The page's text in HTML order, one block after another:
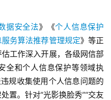
据安全法》《个人信息保护
务算法推荐管理规定》等正
工作深入开展，各级网信部
全和个人信息保护等领域执
规收集使用个人信息问题的
置。针对“光影换脸秀”“交友